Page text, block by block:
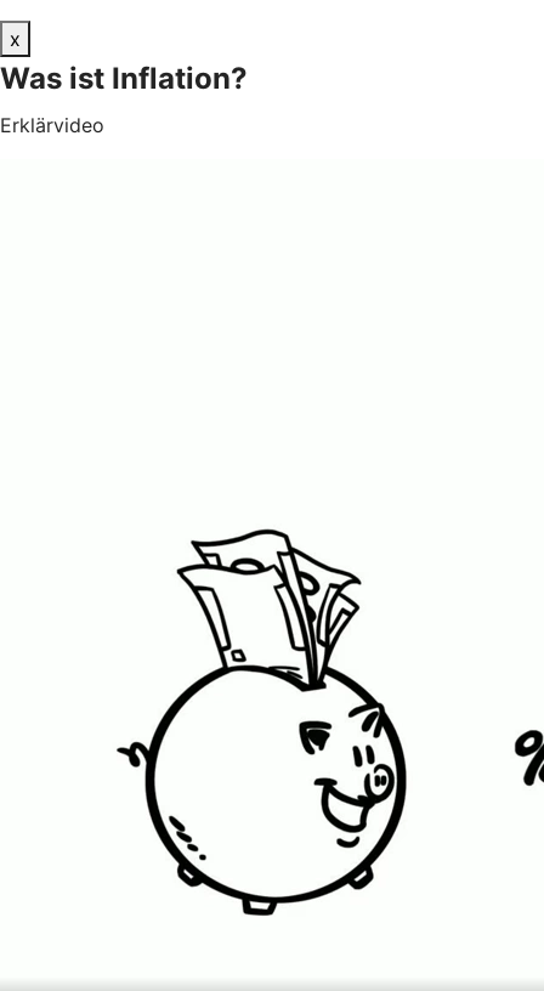
x
Was ist Inflation?
Erklärvideo